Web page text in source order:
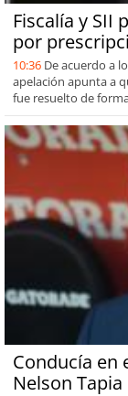
Fiscalía y SII
por
10:36 De acuerdo a
apelación apunta a
fue resuelto de
Conducía en
Nelson